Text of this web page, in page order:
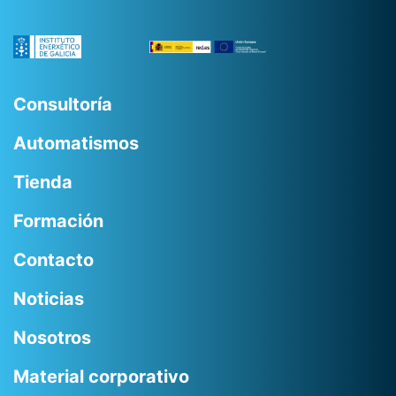
Consultoría
Automatismos
Tienda
Formación
Contacto
Noticias
Nosotros
Material corporativo